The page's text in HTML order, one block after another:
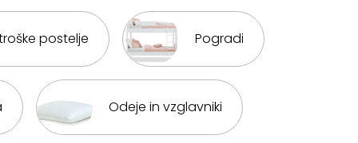
postelje Pogradi
Odeje in vzglavniki